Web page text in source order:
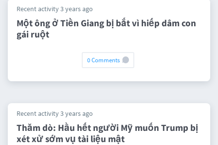
Recent activity 3 years ago
Một ông ở Tiền Giang bị bắt vì hiếp dâm con
gái ruột
0 Comments
Recent activity 3 years ago
Thăm dò: Hầu hết người Mỹ muốn Trump bị
xét xử sớm vụ tài liệu mật